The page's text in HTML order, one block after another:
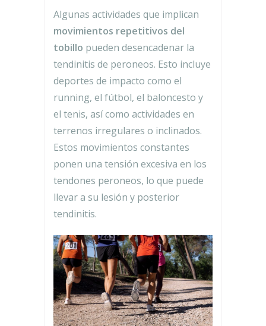
Algunas actividades que implican
movimientos repetitivos del
tobillo pueden desencadenar la
tendinitis de peroneos. Esto incluye
deportes de impacto como el
running, el fútbol, el baloncesto y
el tenis, así como actividades en
terrenos irregulares o inclinados.
Estos movimientos constantes
ponen una tensión excesiva en los
tendones peroneos, lo que puede
llevar a su lesión y posterior
tendinitis.